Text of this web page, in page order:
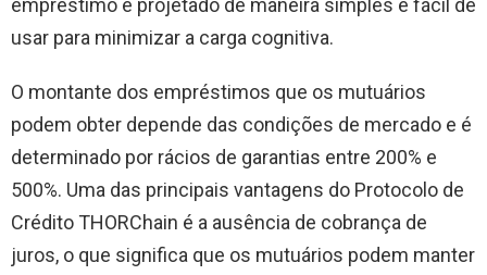
empréstimo é projetado de maneira simples e fácil de
usar para minimizar a carga cognitiva.
O montante dos empréstimos que os mutuários
podem obter depende das condições de mercado e é
determinado por rácios de garantias entre 200% e
500%. Uma das principais vantagens do Protocolo de
Crédito THORChain é a ausência de cobrança de
juros, o que significa que os mutuários podem manter